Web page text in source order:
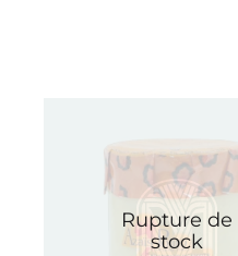
Rupture de
stock